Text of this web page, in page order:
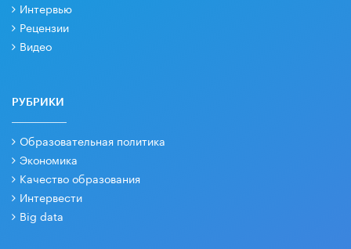
Интервью
Рецензии
Видео
РУБРИКИ
Образовательная политика
Экономика
Качество образования
Интервести
Big data